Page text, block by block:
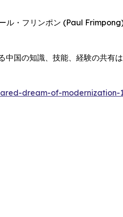
・フリンポン (Paul
国の知識、技能、経験の共有
dream-of-modernization-